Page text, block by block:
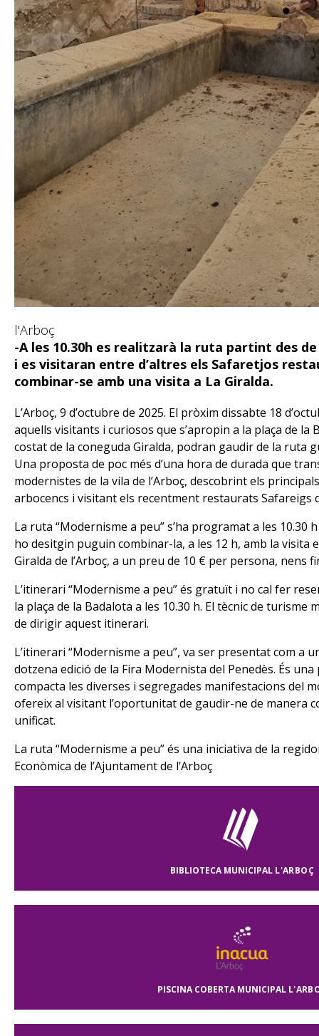
l'Arboç
-A les 10.30h es realitzarà la ruta partint des
i es visitaran entre d’altres els Safaretjos
combinar-se amb una visita a La Giralda.
L’Arboç, 9 d’octubre de 2025. El pròxim dissabte 18
aquells visitants i curiosos que s’apropin a la plaça de la
costat de la coneguda Giralda, podran gaudir de la ruta
Una proposta de poc més d’una hora de durada que
modernistes de la vila de l’Arboç, descobrint els
arbocencs i visitant els recentment restaurats Safareigs
La ruta “Modernisme a peu” s’ha programat a les 10.30
ho desitgin puguin combinar-la, a les 12 h, amb la visita
Giralda de l’Arboç, a un preu de 10 € per persona, nens
L’itinerari “Modernisme a peu” és gratuït i no cal fer
la plaça de la Badalota a les 10.30 h. El tècnic de turisme
de dirigir aquest itinerari.
L’itinerari “Modernisme a peu”, va ser presentat com a
dotzena edició de la Fira Modernista del Penedès. És
compacta les diverses i segregades manifestacions del
ofereix al visitant l’oportunitat de gaudir-ne de manera
unificat.
La ruta “Modernisme a peu” és una iniciativa de la
Econòmica de l’Ajuntament de l’Arboç
BIBLIOTECA MUNICIPAL L'ARBOÇ
PISCINA COBERTA MUNICIPAL